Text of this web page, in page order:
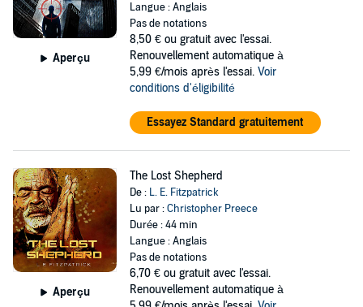
Aperçu
Langue : Anglais
Pas de notations
8,50 € ou gratuit avec l'essai.
Renouvellement automatique à
5,99 €/mois après l'essai. Voir
conditions d'éligibilité
Essayez Standard gratuitement
Aperçu
The Lost Shepherd
De : L. E. Fitzpatrick
Lu par :Christopher Preece
Durée : 44 min
Langue : Anglais
Pas de notations
6,70 € ou gratuit avec l'essai.
Renouvellement automatique à